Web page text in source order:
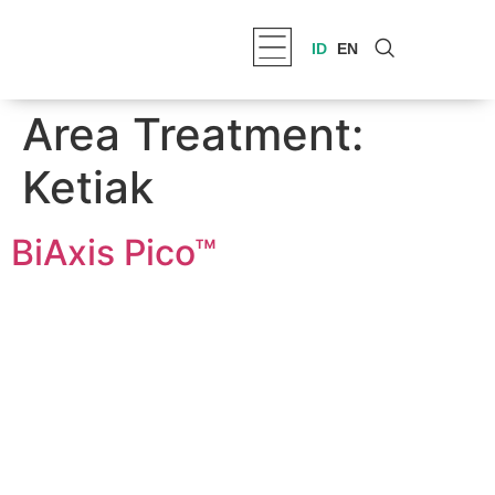
ID EN
Area Treatment:
Ketiak
BiAxis Pico™